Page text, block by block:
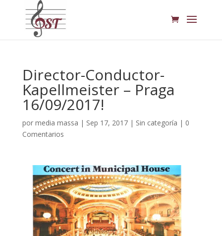
Director-Conductor-
Kapellmeister – Praga
16/09/2017!
por media massa | Sep 17, 2017| Sin categoría | 0
Comentarios